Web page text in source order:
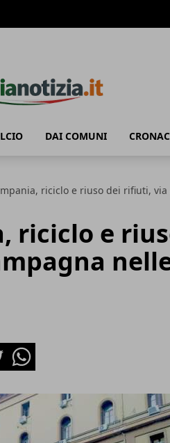
DAI COMUNI
riciclo e riuso dei rifiuti,
riciclo e
Whatsapp